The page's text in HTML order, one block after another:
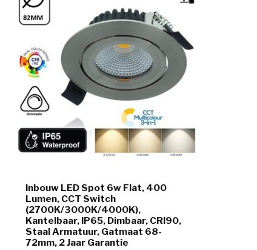
Inbouw LED Spot 6w Flat, 400
Lumen, CCT Switch
(2700K/3000K/4000K),
Kantelbaar, IP65, Dimbaar, CRI90,
Staal Armatuur, Gatmaat 68-
72mm, 2 Jaar Garantie